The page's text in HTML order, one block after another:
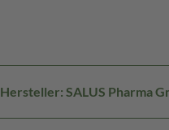
Hersteller: SALUS Pharma